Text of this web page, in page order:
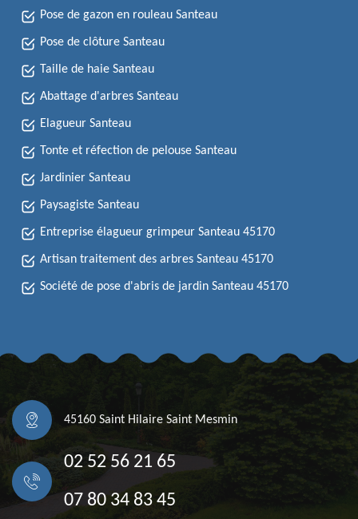
Pose de gazon en rouleau Santeau
Pose de clôture Santeau
Taille de haie Santeau
Abattage d'arbres Santeau
Elagueur Santeau
Tonte et réfection de pelouse Santeau
Jardinier Santeau
Paysagiste Santeau
Entreprise élagueur grimpeur Santeau 45170
Artisan traitement des arbres Santeau 45170
Société de pose d'abris de jardin Santeau 45170
45160 Saint Hilaire Saint Mesmin
02 52 56 21 65
07 80 34 83 45